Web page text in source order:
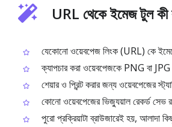
URL থেকে ইমেজ টুল কী
যেকোনো ওয়েবপেজ লিংক (URL) কে
ক্যাপচার করা ওয়েবপেজকে PNG বা JPG
শেয়ার ও প্রিন্ট করার জন্য ওয়েবপেজের
কোনো ওয়েবপেজের ভিজ্যুয়াল রেকর্ড সেভ
পুরো প্রক্রিয়াটা ব্রাউজারেই হয়, আলাদা